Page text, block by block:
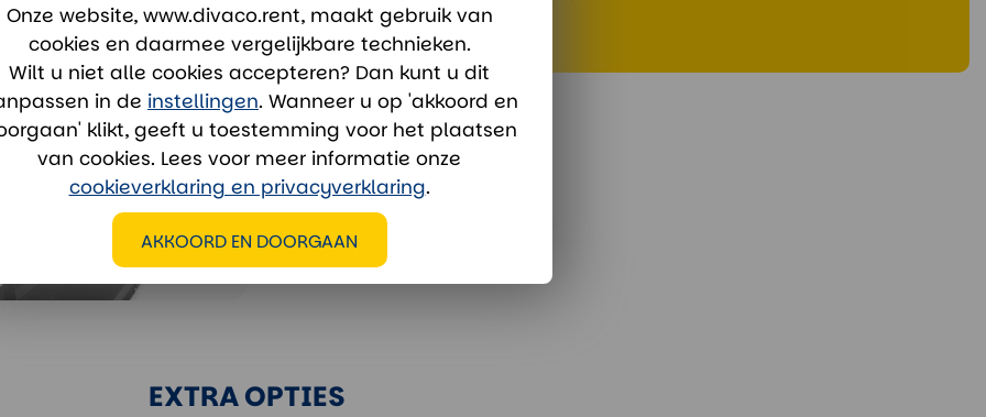
EXTRA OPTIES
Onze website, www.divaco.rent, maakt gebruik van
cookies en daarmee vergelijkbare technieken.
Wilt u niet alle cookies accepteren? Dan kunt u dit
in de instellingen. Wanneer u op 'akkoord en
klikt, geeft u toestemming voor het plaatsen
van cookies. Lees voor meer informatie onze
cookieverklaring en privacyverklaring.
AKKOORD EN DOORGAAN